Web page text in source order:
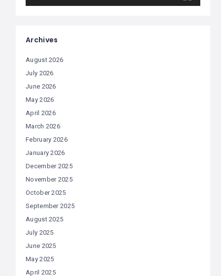
Archives
August 2026
July 2026
June 2026
May 2026
April 2026
March 2026
February 2026
January 2026
December 2025
November 2025
October 2025
September 2025
August 2025
July 2025
June 2025
May 2025
April 2025